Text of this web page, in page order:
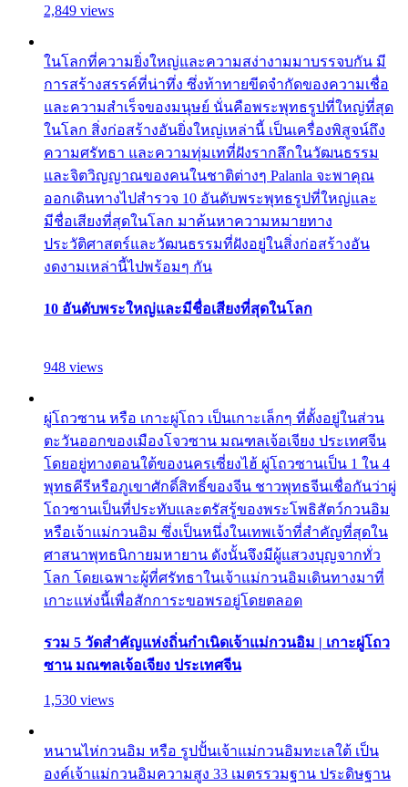
2,849 views
ในโลกที่ความยิ่งใหญ่และความสง่างามมาบรรจบกัน มี
การสร้างสรรค์ที่น่าทึ่ง ซึ่งท้าทายขีดจำกัดของความเชื่อ
และความสำเร็จของมนุษย์ นั่นคือพระพุทธรูปที่ใหญ่ที่สุด
ในโลก สิ่งก่อสร้างอันยิ่งใหญ่เหล่านี้ เป็นเครื่องพิสูจน์ถึง
ความศรัทธา และความทุ่มเทที่ฝังรากลึกในวัฒนธรรม
และจิตวิญญาณของคนในชาติต่างๆ Palanla จะพาคุณ
ออกเดินทางไปสำรวจ 10 อันดับพระพุทธรูปที่ใหญ่และ
มีชื่อเสียงที่สุดในโลก มาค้นหาความหมายทาง
ประวัติศาสตร์และวัฒนธรรมที่ฝังอยู่ในสิ่งก่อสร้างอัน
งดงามเหล่านี้ไปพร้อมๆ กัน
10 อันดับพระใหญ่และมีชื่อเสียงที่สุดในโลก
948 views
ผู่โถวซาน หรือ เกาะผู่โถว เป็นเกาะเล็กๆ ที่ตั้งอยู่ในส่วน
ตะวันออกของเมืองโจวซาน มณฑลเจ้อเจียง ประเทศจีน
โดยอยู่ทางตอนใต้ของนครเซี่ยงไฮ้ ผู่โถวซานเป็น 1 ใน 4
พุทธคีรีหรือภูเขาศักดิ์สิทธิ์ของจีน ชาวพุทธจีนเชื่อกันว่าผู่
โถวซานเป็นที่ประทับและตรัสรู้ของพระโพธิสัตว์กวนอิม
หรือเจ้าแม่กวนอิม ซึ่งเป็นหนึ่งในเทพเจ้าที่สำคัญที่สุดใน
ศาสนาพุทธนิกายมหายาน ดังนั้นจึงมีผู้แสวงบุญจากทั่ว
โลก โดยเฉพาะผู้ที่ศรัทธาในเจ้าแม่กวนอิมเดินทางมาที่
เกาะแห่งนี้เพื่อสักการะขอพรอยู่โดยตลอด
รวม 5 วัดสำคัญแห่งถิ่นกำเนิดเจ้าแม่กวนอิม | เกาะผู่โถว
ซาน มณฑลเจ้อเจียง ประเทศจีน
1,530 views
หนานไห่กวนอิม หรือ รูปปั้นเจ้าแม่กวนอิมทะเลใต้ เป็น
องค์เจ้าแม่กวนอิมความสูง 33 เมตรรวมฐาน ประดิษฐาน